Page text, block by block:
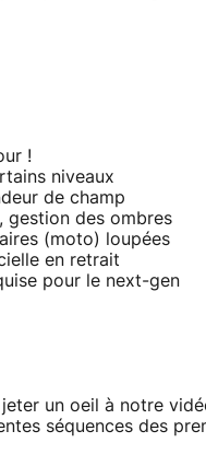
!
niveaux
de champ
gestion des ombres
(moto) loupées
en retrait
pour le next-gen
un oeil à notre
séquences des